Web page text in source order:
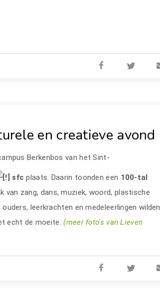
en creatieve avond
Berkenbos van het Sint-
sfcplaats. Daarin toonden een 100-tal
van zang, dans, muziek, woord, plastische
leerkrachten en medeleerlingen wilden
echt de moeite.(meer foto's van Lieven